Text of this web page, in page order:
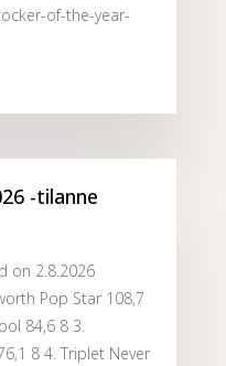
of-the-year-
-tilanne
on 2.8.2026
Pop Star 108,7
84,6 8 3.
8 4. Triplet Never